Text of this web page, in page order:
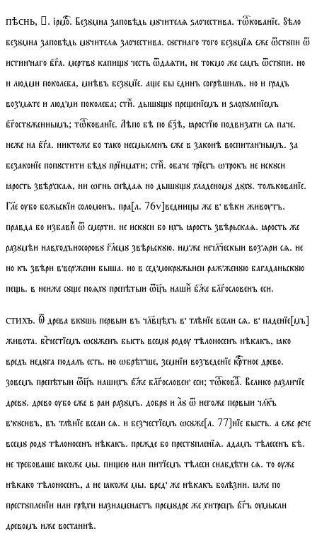
пѣснь, . ірмо. Безꙋмна заповѣдь мꙋчителѧ ѕлочестива.тѡкованїе. Ѕѣло
безꙋмна заповѣдь мꙋчителѧ злочестива. сꙋетнаго того безꙋмїѧ еже ѿстꙋпи ѿ
истиннаго бга. мертвꙋ капиꙋ честь ѿдаѧти, не токмо же самъ ѿстꙋпи. но
и людми поколеба, мнѣвъ безꙋмїе. ае бы единъ согрѣшилъ. но и градъ
возмѧте и людми поколеба;стиⷯ. дышꙋꙋ преенїемъ и ѕлохꙋленїемъ
бгостꙋженнымъ;тѡкованїе. Лѣпо бѣ по бзѣ, ꙗростїю подвизати сѧ паче.
неже на бга. никтоже бо тако несмысленъ еже в законѣ воспитаннымъ. за
безаконїе попꙋстити бѣдꙋ прїимати;стиⷯ. обаче трїехъ ѡтрокъ не искꙋси
ꙗрость звѣрскаѧ, ни ѡгнь снѣдаѧ но дышꙋꙋ хладеномꙋ дꙋхꙋ.толъкованїе.
Ге ѹбо божьскїи соломонъ. пра[л.76v]ведницы же в вѣки живѹтъ.
правда бо избавиⷮ ѿ смерти. не искꙋси бо ихъ ꙗрость звѣрьскаѧ. ꙗрость же
разꙋмѣи навходъносоровꙋ глемꙋ звѣрьскꙋю. имже нечлческыи возѧри сѧ. не
но къ звѣри ввержени быша. но в седмокрꙋжьнеи ражженꙋю багаданьскꙋю
пеь. в неиже сꙋе поѧхꙋ препѣтыи ѿъ нашиⷯ бже блгословенъ еси.
стихъ. Ѿ древа вкꙋшь первыи въ члвцѣхъ в тлѣнїе всели сѧ. в паденїе[мъ]
живота. бечестїемъ ѡсꙋженъ бысть всемꙋ родѹ тѣлоносенъ нѣкакъ, ꙗко
вредъ недꙋга подалъ есть. но ѡбрѣтше, земнїи возведенїе кртное древо.
зовемъ препѣтыи ѿъ нашихъ бже блгословен еси;тѡкова. Велико различїе
древꙋ. древо ѹбо еже в раи разꙋмъ. добрꙋ и лꙋ ѿ негоже первыи члк҃ъ
вкꙋсивъ, въ тлѣнїе всели сѧ. и безчестїемъ ѡсꙋже[л.77]нїе бысть. а еже рече
всемꙋ родꙋ тѣлоносенъ нѣкакъ. прежде бо престꙋпленїѧ. адамъ тѣлесенъ бѣ.
не требоваше ꙗкоже мы. пиею или питїемъ тѣлеси снабдѣти сѧ. то ѹже
нѣкако тѣлоносенъ, а не ꙗкоже мы. вред же нѣкакъ болѣзни. ꙗже по
престꙋпленїи или грѣхи назнаменаетъ премꙋдре же хитрецъ бгъ ѹмысли
древомъ иже востаннѣ.